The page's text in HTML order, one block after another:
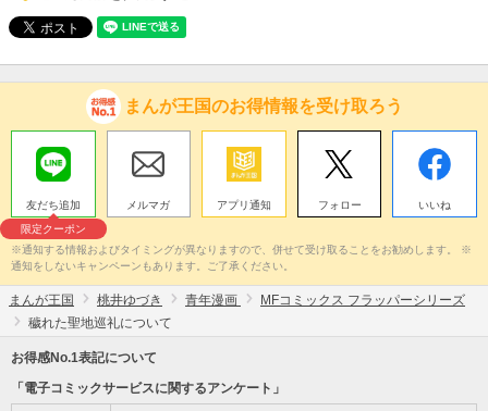
まんが王国のお得情報を受け取ろう
友だち追加
限定クーポン
メルマガ アプリ通知 フォロー いいね
※通知する情報およびタイミングが異なりますので、併せて受け取ることをお勧めします。 ※
通知をしないキャンペーンもあります。ご了承ください。
まんが王国 桃井ゆづき 青年漫画
MFコミックス フラッパーシリーズ
穢れた聖地巡礼について
お得感No.1表記について
「電子コミックサービスに関するアンケート」